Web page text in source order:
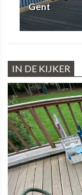
Gent
IN DE KIJKER